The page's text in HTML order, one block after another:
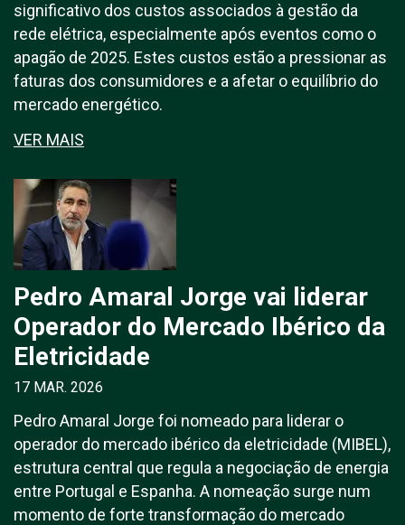
significativo dos custos associados à gestão da
rede elétrica, especialmente após eventos como o
apagão de 2025. Estes custos estão a pressionar as
faturas dos consumidores e a afetar o equilíbrio do
mercado energético.
VER MAIS
Pedro Amaral Jorge vai liderar
Operador do Mercado Ibérico da
Eletricidade
17 MAR. 2026
Pedro Amaral Jorge foi nomeado para liderar o
operador do mercado ibérico da eletricidade (MIBEL),
estrutura central que regula a negociação de energia
entre Portugal e Espanha. A nomeação surge num
momento de forte transformação do mercado